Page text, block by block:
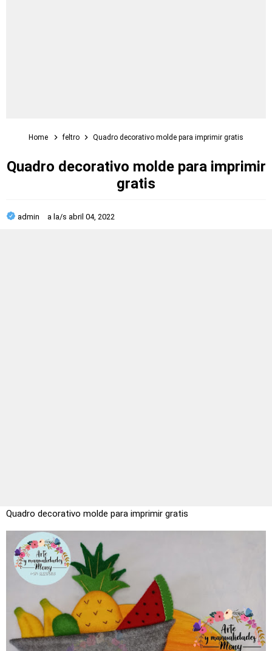
Home feltro Quadro decorativo molde para imprimir gratis
Quadro decorativo molde para imprimir
gratis
admin a la/s abril 04, 2022
Quadro decorativo molde para imprimir gratis